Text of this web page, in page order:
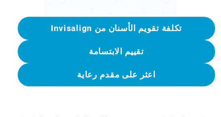
تكلفة تقويم الأسنان من Invisalign
تقييم الابتسامة
اعثر على مقدم رعاية